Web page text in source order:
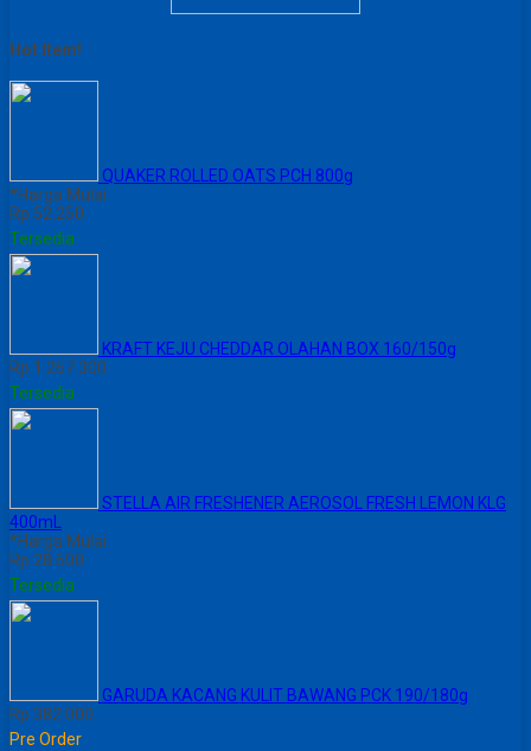
Hot Item!
QUAKER ROLLED OATS PCH 800g
*Harga Mulai
Rp 52.250
Tersedia
KRAFT KEJU CHEDDAR OLAHAN BOX 160/150g
Rp 1.267.300
Tersedia
STELLA AIR FRESHENER AEROSOL FRESH LEMON KLG
400mL
*Harga Mulai
Rp 28.600
Tersedia
GARUDA KACANG KULIT BAWANG PCK 190/180g
Rp 382.000
Pre Order